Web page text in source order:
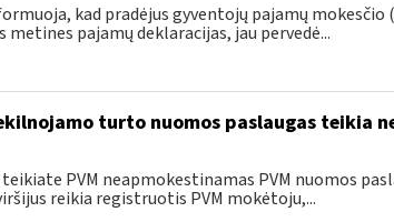
kad pradėjus gyventojų pajamų mokesčio
pajamų deklaracijas, jau pervedė...
turto nuomos paslaugas teikia
PVM neapmokestinamas PVM nuomos
reikia registruotis PVM mokėtoju,...